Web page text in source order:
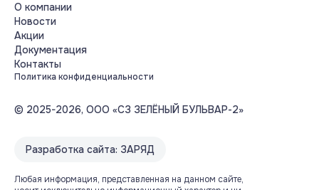
О компании
Новости
Акции
Документация
Контакты
Политика конфиденциальности
© 2025-2026, ООО «СЗ ЗЕЛЁНЫЙ БУЛЬВАР-2»
Разработка сайта: ЗАРЯД
Любая информация, представленная на данном сайте,